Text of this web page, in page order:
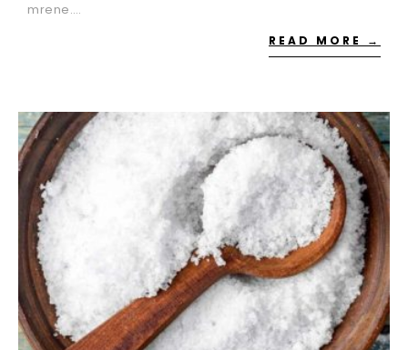
mrene.…
READ MORE →